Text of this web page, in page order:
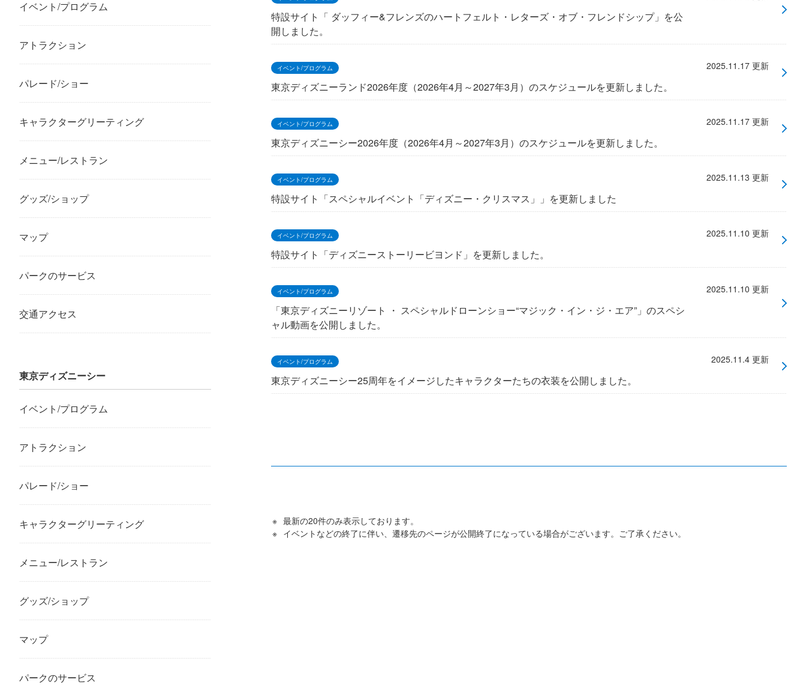
2025年12月
2025年11月
2025年10月
2025年9月
特設サイト「 ダッフィー&フレンズのハートフェルト・レターズ・オブ・フレンドシップ」を公
開しました。
イベント/プログラム 2025.11.17 更新
東京ディズニーランド2026年度（2026年4月～2027年3月）のスケジュールを更新しました。
イベント/プログラム 2025.11.17 更新
東京ディズニーシー2026年度（2026年4月～2027年3月）のスケジュールを更新しました。
イベント/プログラム 2025.11.13 更新
特設サイト「スペシャルイベント「ディズニー・クリスマス」」を更新しました
イベント/プログラム 2025.11.10 更新
特設サイト「ディズニーストーリービヨンド」を更新しました。
イベント/プログラム 2025.11.10 更新
「東京ディズニーリゾート ・ スペシャルドローンショー“マジック・イン・ジ・エア”」のスペシ
ャル動画を公開しました。
イベント/プログラム 2025.11.4 更新
東京ディズニーシー25周年をイメージしたキャラクターたちの衣装を公開しました。
最新の20件のみ表示しております。
イベントなどの終了に伴い、遷移先のページが公開終了になっている場合がございます。ご了承ください。
イベント/プログラム
アトラクション
パレード/ショー
キャラクターグリーティング
メニュー/レストラン
グッズ/ショップ
マップ
パークのサービス
交通アクセス
東京ディズニーシー
イベント/プログラム
アトラクション
パレード/ショー
キャラクターグリーティング
メニュー/レストラン
グッズ/ショップ
マップ
パークのサービス